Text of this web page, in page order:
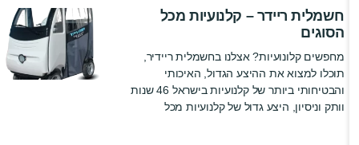
חשמלית ריידר – קלנועיות מכל
הסוגים
מחפשים קלונועיות? אצלנו בחשמלית ריידיר,
תוכלו למצוא את ההיצע הגדול, האיכותי
והבטיחותי ביותר של קלנועיות בישראל 46 שנות
וותק וניסיון, היצע גדול של קלנועיות מכל